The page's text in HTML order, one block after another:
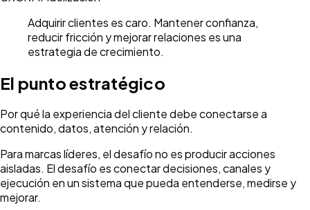
Adquirir clientes es caro. Mantener confianza,
reducir fricción y mejorar relaciones es una
estrategia de crecimiento.
El punto estratégico
Por qué la experiencia del cliente debe conectarse a
contenido, datos, atención y relación.
Para marcas líderes, el desafío no es producir acciones
aisladas. El desafío es conectar decisiones, canales y
ejecución en un sistema que pueda entenderse, medirse y
mejorar.